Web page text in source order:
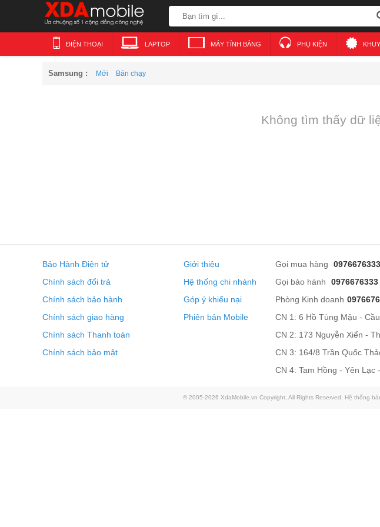
ĐIỆN THOẠI LAPTOP MÁY TÍNH BẢNG PHỤ KIỆN
Samsung : Mới Bán chạy
Không tìm thấy dữ
Bảo Hành Điện tử
Chính sách đổi trả
Chính sách bảo hành
Chính sách giao hàng
Chính sách Thanh toán
Chính sách bảo mật
Giới thiệu
Hệ thống chi nhánh
Góp ý khiếu nại
Phiên bản Mobile
Gọi mua hàng 0976676333
Gọi bảo hành
0976676333
Phòng Kinh doanh
CN 1: 6 Hồ Tùng Mậu -
CN 2: 173 Nguyễn Xiển -
CN 3: 164/8 Trần Quốc
CN 4: Tam Hồng - Yên Lạc
© 2005-2026 XdaMobile.vn Copyright, All Rights Reserved. Hệ thống